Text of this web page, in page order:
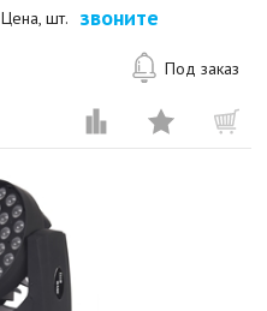
Цена, шт. звоните
Под заказ